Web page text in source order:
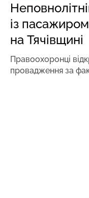
із
на Тячівщині
Правоохоронці
провадження за